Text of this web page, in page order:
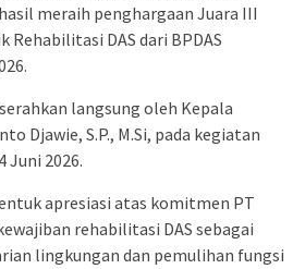
meraih penghargaan Juara III
DAS dari BPDAS
langsung oleh Kepala
Djawie, S.P., M.Si, pada kegiatan
Juni 2026.
apresiasi atas komitmen PT
rehabilitasi DAS sebagai
lingkungan dan pemulihan fungsi